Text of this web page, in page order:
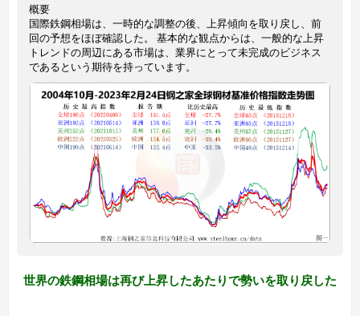
概要
国際鉄鋼相場は、一時的な調整の後、上昇傾向を取り戻し、前
回の予想をほぼ確認した。 基本的な観点からは、一般的な上昇
トレンドの周辺にある市場は、業界にとって未完成のビジネス
であるという期待を持っています。
世界の鉄鋼相場は再び上昇したあたりで勢いを取り戻した